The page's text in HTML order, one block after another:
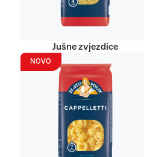
Jušne zvjezdice
NOVO